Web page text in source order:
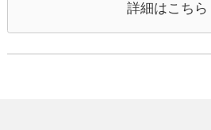
詳細はこちら